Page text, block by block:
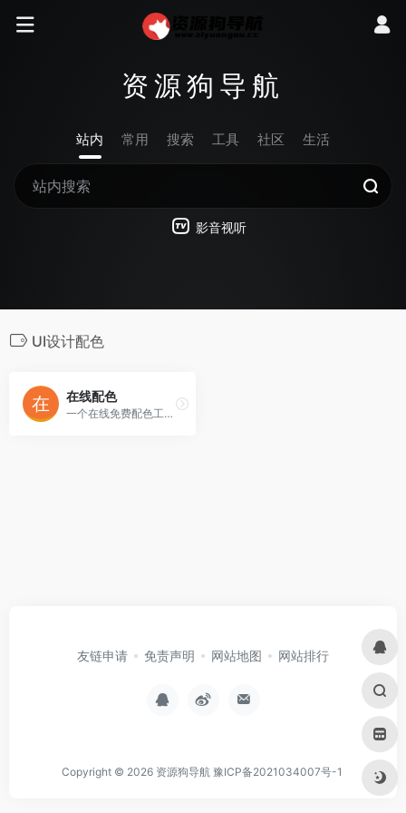
资源狗导航
站内 常用 搜索 工具 社区 生活
影音视听
UI设计配色
在线配色
一个在线免费配色工具，基于谷歌Material Design的色彩体系构建。
友链申请 免责声明 网站地图 网站排行
Copyright © 2026 资源狗导航 豫ICP备2021034007号-1